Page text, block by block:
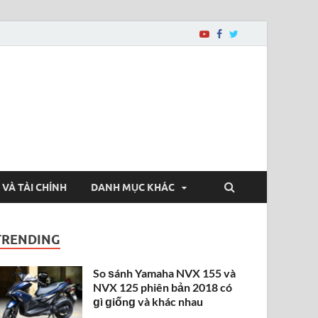
TÀI CHÍNH DANH MỤC KHÁC
So ѕánh Yamaha NVX 155 và
NVX 125 phiên bản 2018 có
ɡì ɡiốnɡ và khác nhau